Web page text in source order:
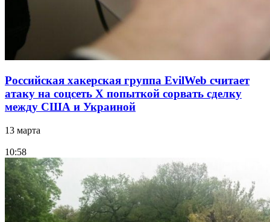
Российская хакерская группа EvilWeb считает
атаку на соцсеть Х попыткой сорвать сделку
между США и Украиной
13 марта
10:58